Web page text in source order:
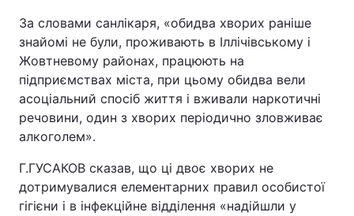
За словами санлікаря, «обидва хворих раніше
знайомі не були, проживають в Іллічівському і
Жовтневому районах, працюють на
підприємствах міста, при цьому обидва вели
асоціальний спосіб життя і вживали наркотичні
речовини, один з хворих періодично зловживає
алкоголем».
Г.ГУСАКОВ сказав, що ці двоє хворих не
дотримувалися елементарних правил особистої
гігієни і в інфекційне відділення «надійшли у